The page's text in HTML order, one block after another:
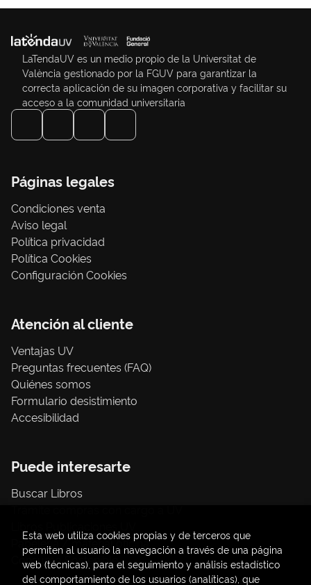
LaTendaUV es un medio propio de la Universitat de
València gestionado por la FGUV para garantizar la
correcta aplicación de su imagen corporativa y facilitar su
acceso a la comunidad universitaria
Páginas legales
Condiciones venta
Aviso legal
Política privacidad
Política Cookies
Configuración Cookies
Atención al cliente
Ventajas UV
Preguntas frecuentes (FAQ)
Quiénes somos
Formulario desistimiento
Accesibilidad
Puede interesarte
Buscar Libros
Papelería / material oficina
Consumo Sostenible
Esta web utiliza cookies propias y de terceros que
permiten al usuario la navegación a través de una página
web (técnicas), para el seguimiento y análisis estadístico
del comportamiento de los usuarios (analíticas), que